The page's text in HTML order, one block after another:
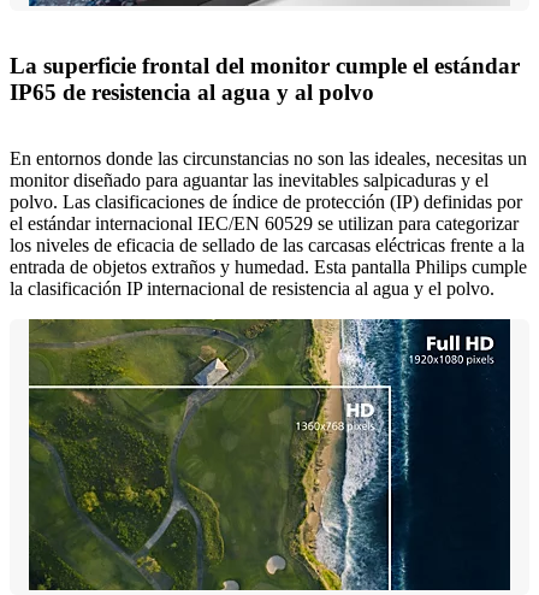
La superficie frontal del monitor cumple el estándar
IP65 de resistencia al agua y al polvo
En entornos donde las circunstancias no son las ideales, necesitas un
monitor diseñado para aguantar las inevitables salpicaduras y el
polvo. Las clasificaciones de índice de protección (IP) definidas por
el estándar internacional IEC/EN 60529 se utilizan para categorizar
los niveles de eficacia de sellado de las carcasas eléctricas frente a la
entrada de objetos extraños y humedad. Esta pantalla Philips cumple
la clasificación IP internacional de resistencia al agua y el polvo.